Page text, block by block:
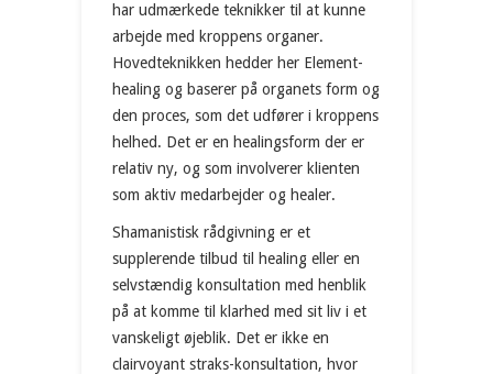
har udmærkede teknikker til at kunne
arbejde med kroppens organer.
Hovedteknikken hedder her Element-
healing og baserer på organets form og
den proces, som det udfører i kroppens
helhed. Det er en healingsform der er
relativ ny, og som involverer klienten
som aktiv medarbejder og healer.
Shamanistisk rådgivning er et
supplerende tilbud til healing eller en
selvstændig konsultation med henblik
på at komme til klarhed med sit liv i et
vanskeligt øjeblik. Det er ikke en
clairvoyant straks-konsultation, hvor